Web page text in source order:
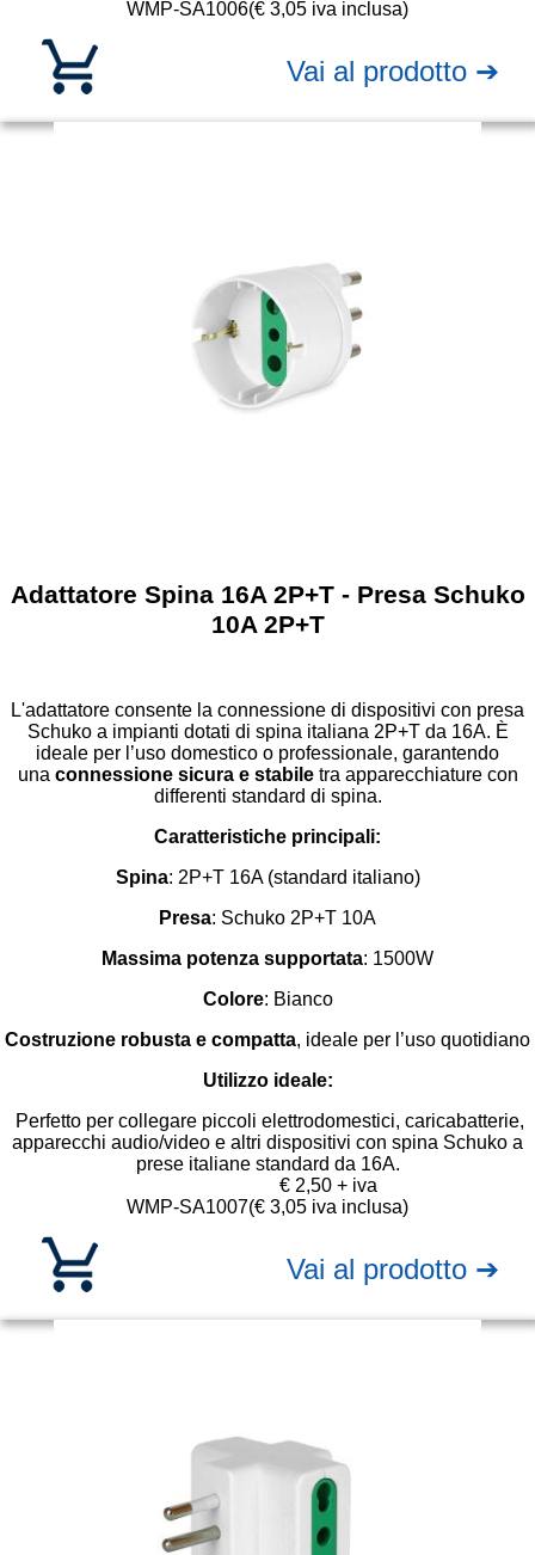
WMP-SA1006(€ 3,05 iva inclusa)
Vai al prodotto ➔
Adattatore Spina 16A 2P+T - Presa Schuko
10A 2P+T
L'adattatore consente la connessione di dispositivi con presa
Schuko a impianti dotati di spina italiana 2P+T da 16A. È
ideale per l’uso domestico o professionale, garantendo
una connessione sicura e stabile tra apparecchiature con
differenti standard di spina.
Caratteristiche principali:
Spina: 2P+T 16A (standard italiano)
Presa: Schuko 2P+T 10A
Massima potenza supportata: 1500W
Colore: Bianco
Costruzione robusta e compatta, ideale per l’uso quotidiano
Utilizzo ideale:
Perfetto per collegare piccoli elettrodomestici, caricabatterie,
apparecchi audio/video e altri dispositivi con spina Schuko a
prese italiane standard da 16A.
WMP-SA1007
€ 2,50 + iva
(€ 3,05 iva inclusa)
Vai al prodotto ➔